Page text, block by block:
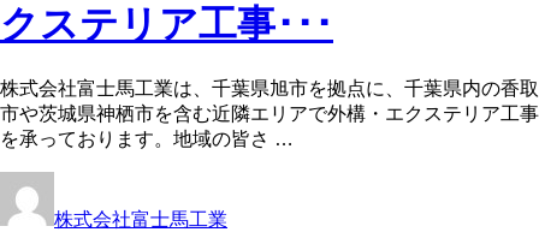
クステリア工事･･･
株式会社富士馬工業は、千葉県旭市を拠点に、千葉県内の香取
市や茨城県神栖市を含む近隣エリアで外構・エクステリア工事
を承っております。地域の皆さ …
株式会社富士馬工業